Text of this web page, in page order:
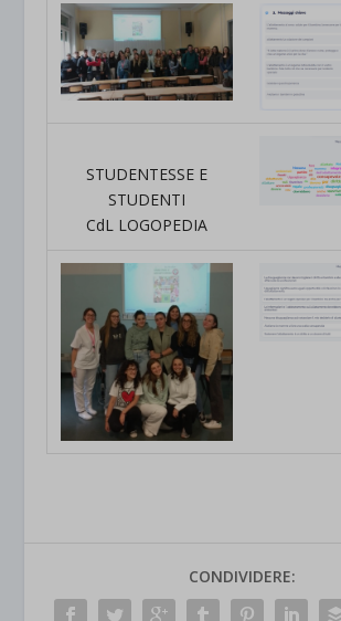
STUDENTESSE E
STUDENTI
CdL LOGOPEDIA
CONDIVIDERE: